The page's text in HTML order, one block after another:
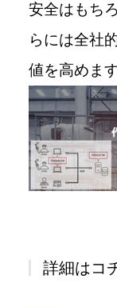
安全はもち
らには全社
値を高めます
詳細はコ